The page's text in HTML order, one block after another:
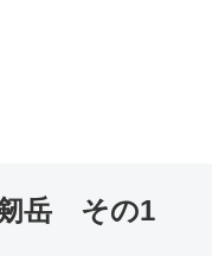
剱岳 その1